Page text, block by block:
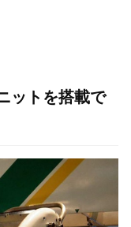
ットを搭載で